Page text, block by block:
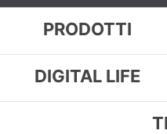
PRODOTTI
DIGITAL LIFE